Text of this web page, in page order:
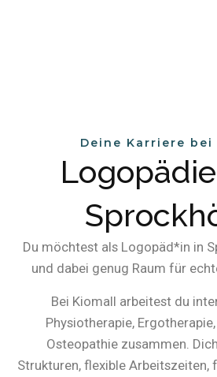
Deine Karriere bei
Du möchtest als Logopäd*in in
und dabei genug Raum für
Bei Kiomall arbeitest du
Physiotherapie,
Osteopathie zusammen.
Strukturen, flexible Arbeitszeiten,